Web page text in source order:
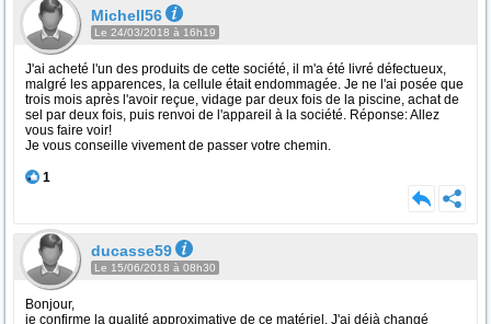
Michell56
Le 24/03/2018 à 16h19
J'ai acheté l'un des produits de cette société, il m'a été livré défectueux,
malgré les apparences, la cellule était endommagée. Je ne l'ai posée que
trois mois après l'avoir reçue, vidage par deux fois de la piscine, achat de
sel par deux fois, puis renvoi de l'appareil à la société. Réponse: Allez
vous faire voir!
Je vous conseille vivement de passer votre chemin.
1
ducasse59
Le 15/06/2018 à 08h30
Bonjour,
je confirme la qualité approximative de ce matériel. J'ai déjà changé